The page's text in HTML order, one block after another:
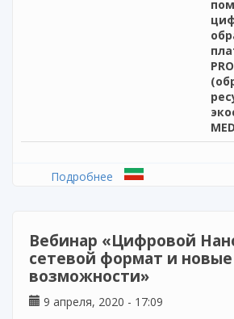
Подробнее о Вебинар «Центры
централизованного
обучения студентов
профессионального
Вебинар «Цифровой
сетевой формат и новые
возможности»
9 апреля, 2020 - 17:09